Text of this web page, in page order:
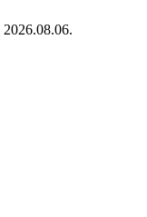
2026.08.06.